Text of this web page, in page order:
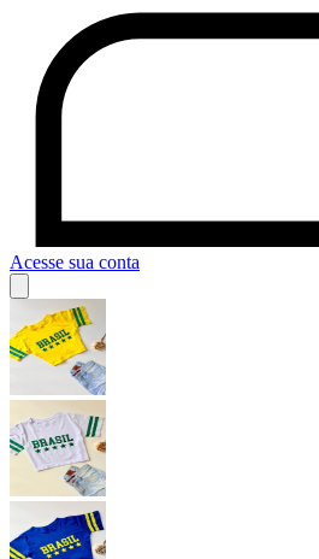
Acesse sua conta